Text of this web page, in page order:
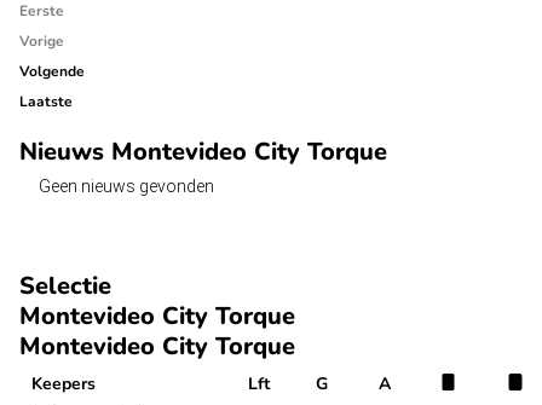
Eerste
Vorige
Volgende
Laatste
Nieuws Montevideo City Torque
Geen nieuws gevonden
Selectie
Montevideo City Torque
Montevideo City Torque
Keepers Lft G A